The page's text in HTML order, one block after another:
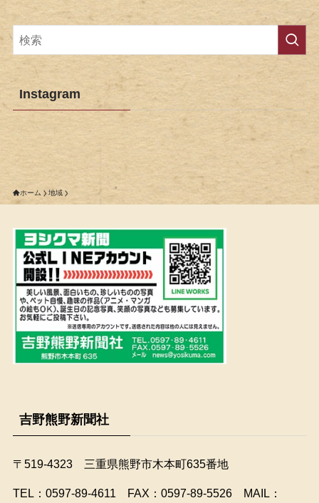
Instagram
ホーム 地域
吉野熊野新聞社
〒519-4323 三重県熊野市木本町635番地
​TEL：0597-89-4611 FAX：0597-89-5526 MAIL：